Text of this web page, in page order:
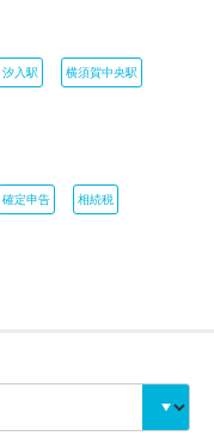
汐入駅 横須賀中央駅
確定申告 相続税